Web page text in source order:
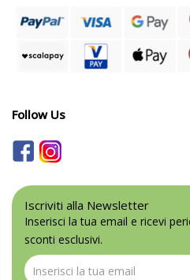
Follow Us
Iscriviti alla Newsletter
Inserisci la tua email e ricevi
sconti esclusivi.